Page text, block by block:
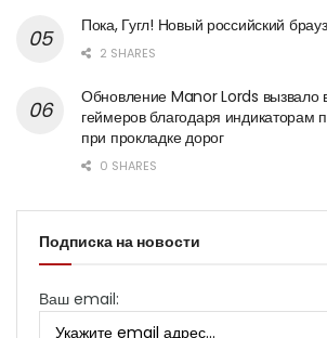
Пока, Гугл! Новый российский
2 SHARES
Обновление Manor Lords вызвало
геймеров благодаря индикаторам
при прокладке дорог
0 SHARES
Подписка на новости
Ваш email: